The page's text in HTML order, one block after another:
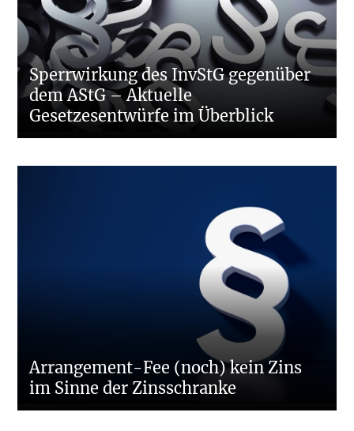
Sperrwirkung des InvStG gegenüber
dem AStG – Aktuelle
Gesetzesentwürfe im Überblick
Arrangement-Fee (noch) kein Zins
im Sinne der Zinsschranke